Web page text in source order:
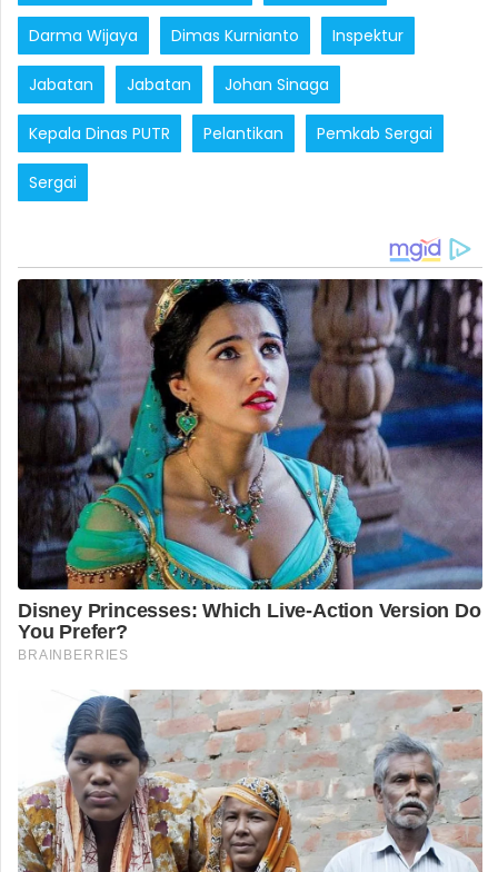
Darma Wijaya Dimas Kurnianto Inspektur
Jabatan Jabatan Johan Sinaga
Kepala Dinas PUTR Pelantikan Pemkab Sergai
Sergai